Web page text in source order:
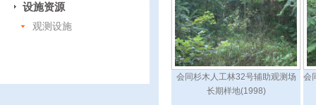
设施资源
观测设施
会同杉木人工林32号辅助观测场
长期样地(1998)
会